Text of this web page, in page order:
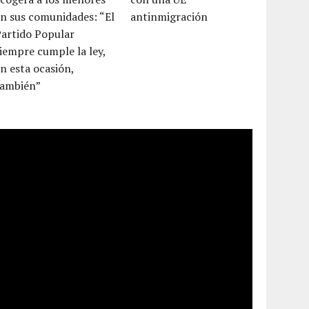
sus comunidades: “El
Popular
cumple la ley,
esta ocasión,
antinmigración